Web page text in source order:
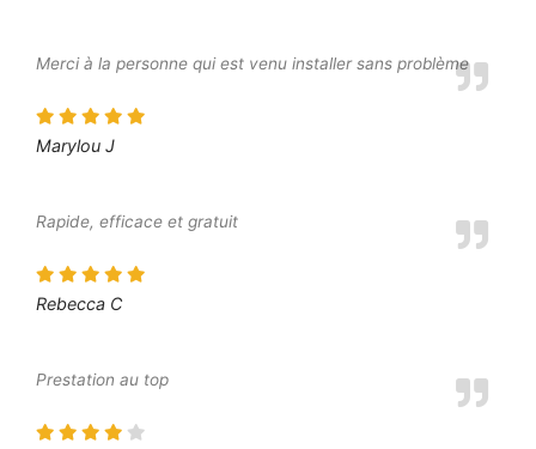
Merci à la personne qui est venu installer sans problème
Marylou J
Rapide, efficace et gratuit
Rebecca C
Prestation au top